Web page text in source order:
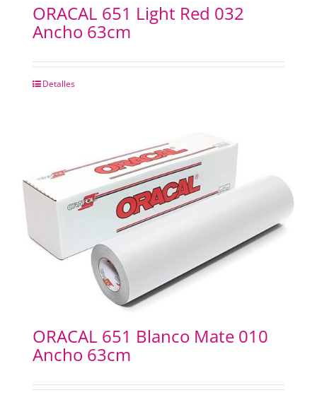
ORACAL 651 Light Red 032
Ancho 63cm
Detalles
ORACAL 651 Blanco Mate 010
Ancho 63cm